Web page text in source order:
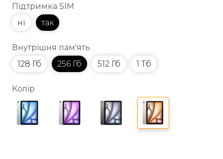
Підтримка SIM
ні
так
Внутрішня пам'ять
128 Гб
256 Гб 512 Гб 1 Тб
Колір